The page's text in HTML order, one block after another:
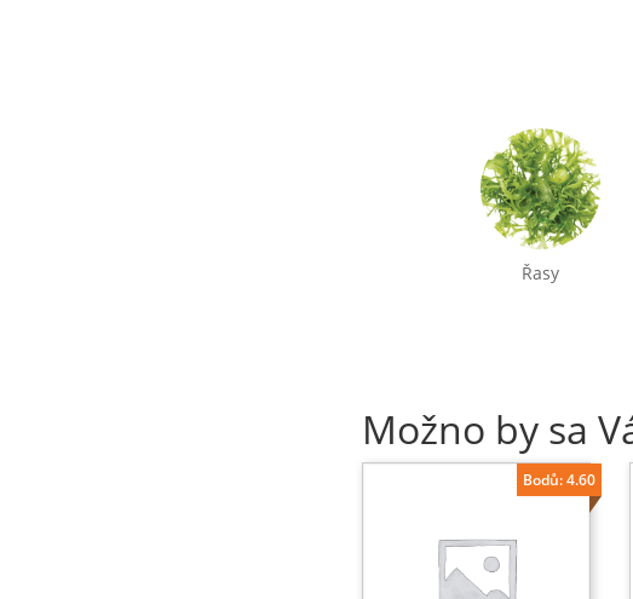
Řasy
Možno by sa
Bodů: 4.60